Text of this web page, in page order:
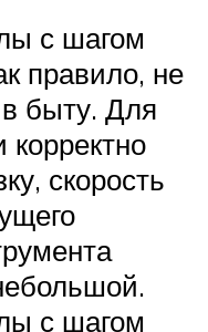
с шагом
правило, не
быту. Для
корректно
скорость
с шагом